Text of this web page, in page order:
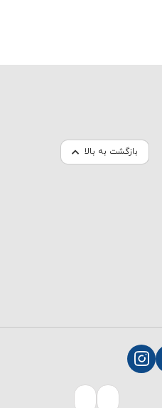
بازگشت به بالا